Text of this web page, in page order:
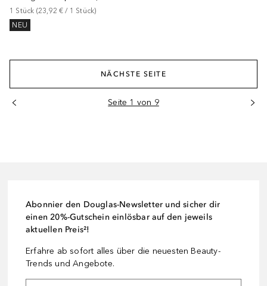
1 Stück (23,92 € / 1 Stück)
NEU
NÄCHSTE SEITE
Seite 1 von 9
Abonnier den Douglas-Newsletter und sicher dir
einen 20%-Gutschein einlösbar auf den jeweils
aktuellen Preis²!
Erfahre ab sofort alles über die neuesten Beauty-
Trends und Angebote.